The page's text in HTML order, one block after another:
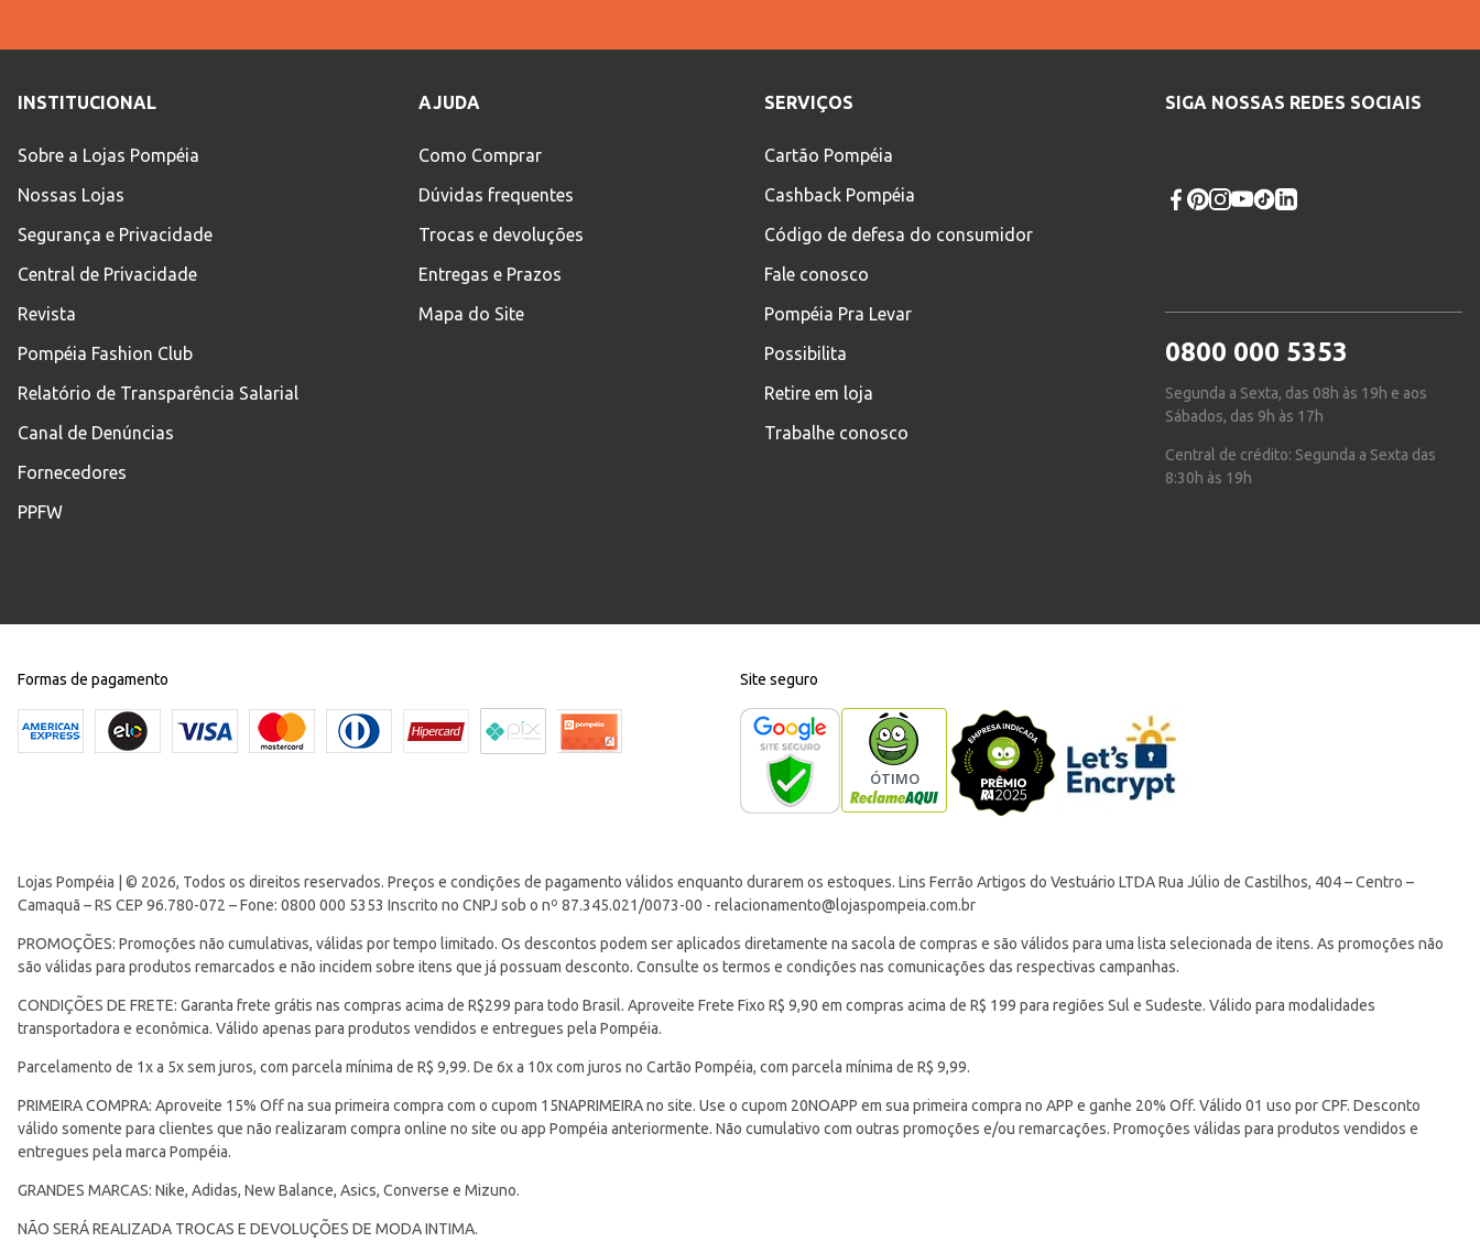
INSTITUCIONAL
Sobre a Lojas Pompéia
Nossas Lojas
Segurança e Privacidade
Central de Privacidade
Revista
Pompéia Fashion Club
Relatório de Transparência Salarial
Canal de Denúncias
Fornecedores
PPFW
AJUDA
Como Comprar
Dúvidas frequentes
Trocas e devoluções
Entregas e Prazos
Mapa do Site
SERVIÇOS
Cartão Pompéia
Cashback Pompéia
Código de defesa do consumidor
Fale conosco
Pompéia Pra Levar
Possibilita
Retire em loja
Trabalhe conosco
SIGA NOSSAS REDES SOCIAIS
0800 000 5353
Segunda a Sexta, das 08h às 19h e aos
Sábados, das 9h às 17h
Central de crédito: Segunda a Sexta das
8:30h às 19h
Formas de pagamento Site seguro
Lojas Pompéia | © 2026, Todos os direitos reservados. Preços e condições de pagamento válidos enquanto durarem os estoques. Lins Ferrão Artigos do Vestuário LTDA Rua Júlio de Castilhos, 404 – Centro –
Camaquã – RS CEP 96.780-072 – Fone: 0800 000 5353 Inscrito no CNPJ sob o nº 87.345.021/0073-00 - relacionamento@lojaspompeia.com.br
PROMOÇÕES: Promoções não cumulativas, válidas por tempo limitado. Os descontos podem ser aplicados diretamente na sacola de compras e são válidos para uma lista selecionada de itens. As promoções não
são válidas para produtos remarcados e não incidem sobre itens que já possuam desconto. Consulte os termos e condições nas comunicações das respectivas campanhas.
CONDIÇÕES DE FRETE: Garanta frete grátis nas compras acima de R$299 para todo Brasil. Aproveite Frete Fixo R$ 9,90 em compras acima de R$ 199 para regiões Sul e Sudeste. Válido para modalidades
transportadora e econômica. Válido apenas para produtos vendidos e entregues pela Pompéia.
Parcelamento de 1x a 5x sem juros, com parcela mínima de R$ 9,99. De 6x a 10x com juros no Cartão Pompéia, com parcela mínima de R$ 9,99.
PRIMEIRA COMPRA: Aproveite 15% Off na sua primeira compra com o cupom 15NAPRIMEIRA no site. Use o cupom 20NOAPP em sua primeira compra no APP e ganhe 20% Off. Válido 01 uso por CPF. Desconto
válido somente para clientes que não realizaram compra online no site ou app Pompéia anteriormente. Não cumulativo com outras promoções e/ou remarcações. Promoções válidas para produtos vendidos e
entregues pela marca Pompéia.
GRANDES MARCAS: Nike, Adidas, New Balance, Asics, Converse e Mizuno.
NÃO SERÁ REALIZADA TROCAS E DEVOLUÇÕES DE MODA INTIMA.